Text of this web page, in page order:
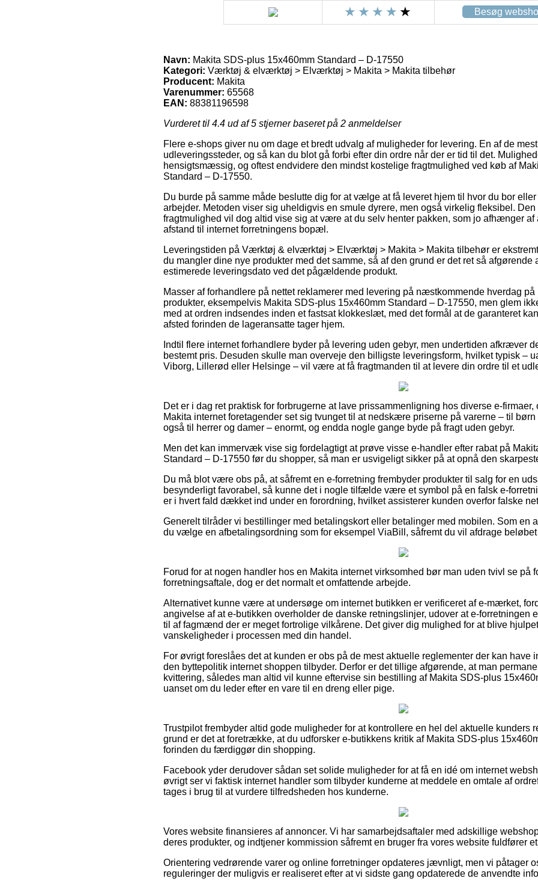
Besøg
Navn: Makita SDS-plus 15x460mm Standard – D-17550
Kategori: Værktøj & elværktøj > Elværktøj > Makita > Makita tilbehør
Producent: Makita
Varenummer: 65568
EAN: 88381196598
Vurderet til 4.4 ud af 5 stjerner baseret på 2 anmeldelser
Flere e-shops giver nu om dage et bredt udvalg af muligheder for levering. En af de
udleveringssteder, og så kan du blot gå forbi efter din ordre når der er tid til det.
hensigtsmæssig, og oftest endvidere den mindst kostelige fragtmulighed ved køb af
Standard – D-17550.
Du burde på samme måde beslutte dig for at vælge at få leveret hjem til hvor du bor
arbejder. Metoden viser sig uheldigvis en smule dyrere, men også virkelig fleksibel.
fragtmulighed vil dog altid vise sig at være at du selv henter pakken, som jo afhænger
afstand til internet forretningens bopæl.
Leveringstiden på Værktøj & elværktøj > Elværktøj > Makita > Makita tilbehør er
du mangler dine nye produkter med det samme, så af den grund er det ret så afgørende
estimerede leveringsdato ved det pågældende produkt.
Masser af forhandlere på nettet reklamerer med levering på næstkommende hverdag på
produkter, eksempelvis Makita SDS-plus 15x460mm Standard – D-17550, men glem
med at ordren indsendes inden et fastsat klokkeslæt, med det formål at de garanteret
afsted forinden de lageransatte tager hjem.
Indtil flere internet forhandlere byder på levering uden gebyr, men undertiden afkræver
bestemt pris. Desuden skulle man overveje den billigste leveringsform, hvilket typisk –
Viborg, Lillerød eller Helsinge – vil være at få fragtmanden til at levere din ordre til et
Det er i dag ret praktisk for forbrugerne at lave prissammenligning hos diverse e-firmaer,
Makita internet foretagender set sig tvunget til at nedskære priserne på varerne – til
også til herrer og damer – enormt, og endda nogle gange byde på fragt uden gebyr.
Men det kan immervæk vise sig fordelagtigt at prøve visse e-handler efter rabat på
Standard – D-17550 før du shopper, så man er usvigeligt sikker på at opnå den
Du må blot være obs på, at såfremt en e-forretning frembyder produkter til salg for en
besynderligt favorabel, så kunne det i nogle tilfælde være et symbol på en falsk e-
er i hvert fald dækket ind under en forordning, hvilket assisterer kunden overfor falske
Generelt tilråder vi bestillinger med betalingskort eller betalinger med mobilen. Som en
du vælge en afbetalingsordning som for eksempel ViaBill, såfremt du vil afdrage beløbet
Forud for at nogen handler hos en Makita internet virksomhed bør man uden tvivl se på
forretningsaftale, dog er det normalt et omfattende arbejde.
Alternativet kunne være at undersøge om internet butikken er verificeret af e-mærket,
angivelse af at e-butikken overholder de danske retningslinjer, udover at e-forretningen
til af fagmænd der er meget fortrolige vilkårene. Det giver dig mulighed for at blive
vanskeligheder i processen med din handel.
For øvrigt foreslåes det at kunden er obs på de mest aktuelle reglementer der kan have
den byttepolitik internet shoppen tilbyder. Derfor er det tillige afgørende, at man
kvittering, således man altid vil kunne eftervise sin bestilling af Makita SDS-plus
uanset om du leder efter en vare til en dreng eller pige.
Trustpilot frembyder altid gode muligheder for at kontrollere en hel del aktuelle kunders
grund er det at foretrække, at du udforsker e-butikkens kritik af Makita SDS-plus
forinden du færdiggør din shopping.
Facebook yder derudover sådan set solide muligheder for at få en idé om internet
øvrigt ser vi faktisk internet handler som tilbyder kunderne at meddele en omtale af
tages i brug til at vurdere tilfredsheden hos kunderne.
Vores website finansieres af annoncer. Vi har samarbejdsaftaler med adskillige
deres produkter, og indtjener kommission såfremt en bruger fra vores website fuldfører
Orientering vedrørende varer og online forretninger opdateres jævnligt, men vi påtager
reguleringer der muligvis er realiseret efter at vi sidste gang opdaterede de anvendte